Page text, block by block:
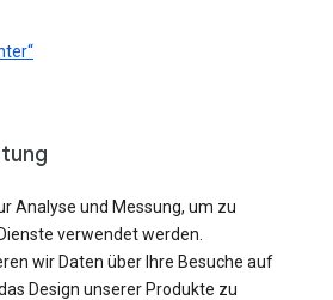
Analyse und Messung, um zu
verwendet werden.
wir Daten über Ihre Besuche auf
Design unserer Produkte zu